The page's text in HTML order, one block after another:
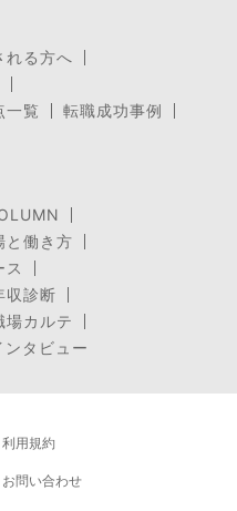
れる方へ
一覧
転職成功事例
と働き方
ス
収診断
場カルテ
タビュー
利用規約
お問い合わせ